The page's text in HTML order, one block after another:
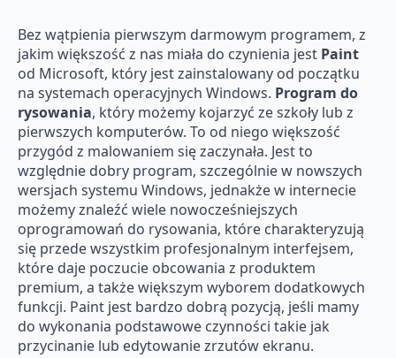
Bez wątpienia pierwszym darmowym programem, z
jakim większość z nas miała do czynienia jest Paint
od Microsoft, który jest zainstalowany od początku
na systemach operacyjnych Windows. Program do
rysowania, który możemy kojarzyć ze szkoły lub z
pierwszych komputerów. To od niego większość
przygód z malowaniem się zaczynała. Jest to
względnie dobry program, szczególnie w nowszych
wersjach systemu Windows, jednakże w internecie
możemy znaleźć wiele nowocześniejszych
oprogramowań do rysowania, które charakteryzują
się przede wszystkim profesjonalnym interfejsem,
które daje poczucie obcowania z produktem
premium, a także większym wyborem dodatkowych
funkcji. Paint jest bardzo dobrą pozycją, jeśli mamy
do wykonania podstawowe czynności takie jak
przycinanie lub edytowanie zrzutów ekranu.